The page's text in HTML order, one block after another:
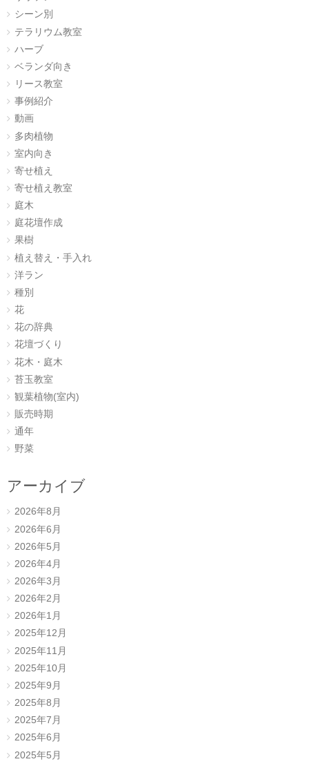
シーン別
テラリウム教室
ハーブ
ベランダ向き
リース教室
事例紹介
動画
多肉植物
室内向き
寄せ植え
寄せ植え教室
庭木
庭花壇作成
果樹
植え替え・手入れ
洋ラン
種別
花
花の辞典
花壇づくり
花木・庭木
苔玉教室
観葉植物(室内)
販売時期
通年
野菜
アーカイブ
2026年8月
2026年6月
2026年5月
2026年4月
2026年3月
2026年2月
2026年1月
2025年12月
2025年11月
2025年10月
2025年9月
2025年8月
2025年7月
2025年6月
2025年5月